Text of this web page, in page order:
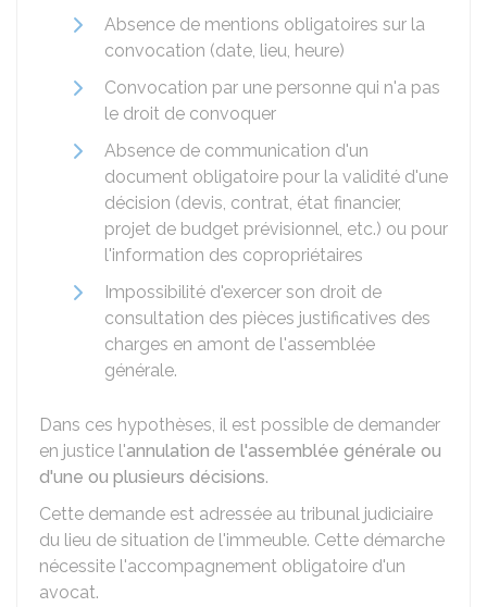
Absence de mentions obligatoires sur la
convocation (date, lieu, heure)
Convocation par une personne qui n'a pas
le droit de convoquer
Absence de communication d'un
document obligatoire pour la validité d'une
décision (devis, contrat, état financier,
projet de budget prévisionnel, etc.) ou pour
l'information des copropriétaires
Impossibilité d'exercer son droit de
consultation des pièces justificatives des
charges en amont de l'assemblée
générale.
Dans ces hypothèses, il est possible de demander
en justice l'annulation de l'assemblée générale ou
d'une ou plusieurs décisions.
Cette demande est adressée au tribunal judiciaire
du lieu de situation de l'immeuble. Cette démarche
nécessite l'accompagnement obligatoire d'un
avocat.